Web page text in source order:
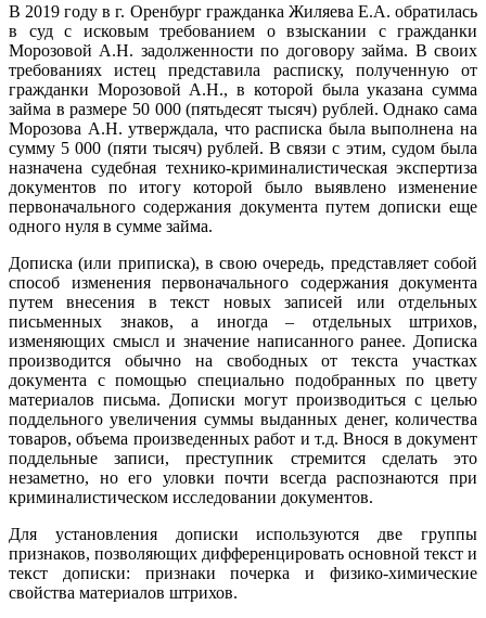
В 2019 году в г. Оренбург гражданка Жиляева Е.А. обратилась
в суд с исковым требованием о взыскании с гражданки
Морозовой А.Н. задолженности по договору займа. В своих
требованиях истец представила расписку, полученную от
гражданки Морозовой А.Н., в которой была указана сумма
займа в размере 50 000 (пятьдесят тысяч) рублей. Однако сама
Морозова А.Н. утверждала, что расписка была выполнена на
сумму 5 000 (пяти тысяч) рублей. В связи с этим, судом была
назначена судебная технико-криминалистическая экспертиза
документов по итогу которой было выявлено изменение
первоначального содержания документа путем дописки еще
одного нуля в сумме займа.
Дописка (или приписка), в свою очередь, представляет собой
способ изменения первоначального содержания документа
путем внесения в текст новых записей или отдельных
письменных знаков, а иногда – отдельных штрихов,
изменяющих смысл и значение написанного ранее. Дописка
производится обычно на свободных от текста участках
документа с помощью специально подобранных по цвету
материалов письма. Дописки могут производиться с целью
поддельного увеличения суммы выданных денег, количества
товаров, объема произведенных работ и т.д. Внося в документ
поддельные записи, преступник стремится сделать это
незаметно, но его уловки почти всегда распознаются при
криминалистическом исследовании документов.
Для установления дописки используются две группы
признаков, позволяющих дифференцировать основной текст и
текст дописки: признаки почерка и физико-химические
свойства материалов штрихов.